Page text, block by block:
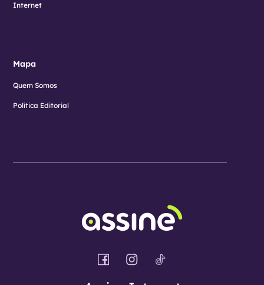
Internet
Mapa
Quem Somos
Política Editorial